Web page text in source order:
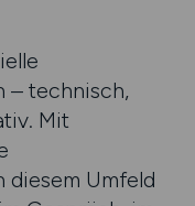
– technisch,
Mit
diesem Umfeld